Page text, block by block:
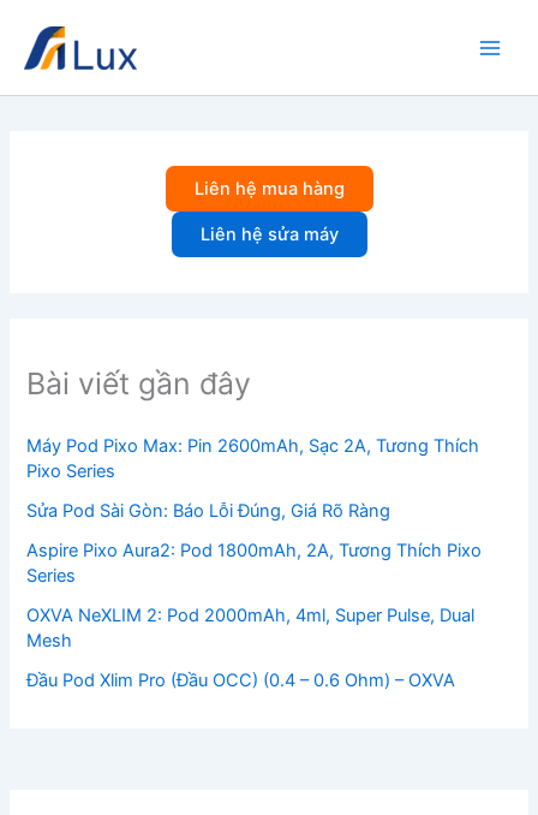
dung
Liên hệ mua hàng
Liên hệ sửa máy
Bài viết gần đây
Máy Pod Pixo Max: Pin 2600mAh, Sạc 2A, Tương Thích
Pixo Series
Sửa Pod Sài Gòn: Báo Lỗi Đúng, Giá Rõ Ràng
Aspire Pixo Aura2: Pod 1800mAh, 2A, Tương Thích Pixo
Series
OXVA NeXLIM 2: Pod 2000mAh, 4ml, Super Pulse, Dual
Mesh
Đầu Pod Xlim Pro (Đầu OCC) (0.4 – 0.6 Ohm) – OXVA